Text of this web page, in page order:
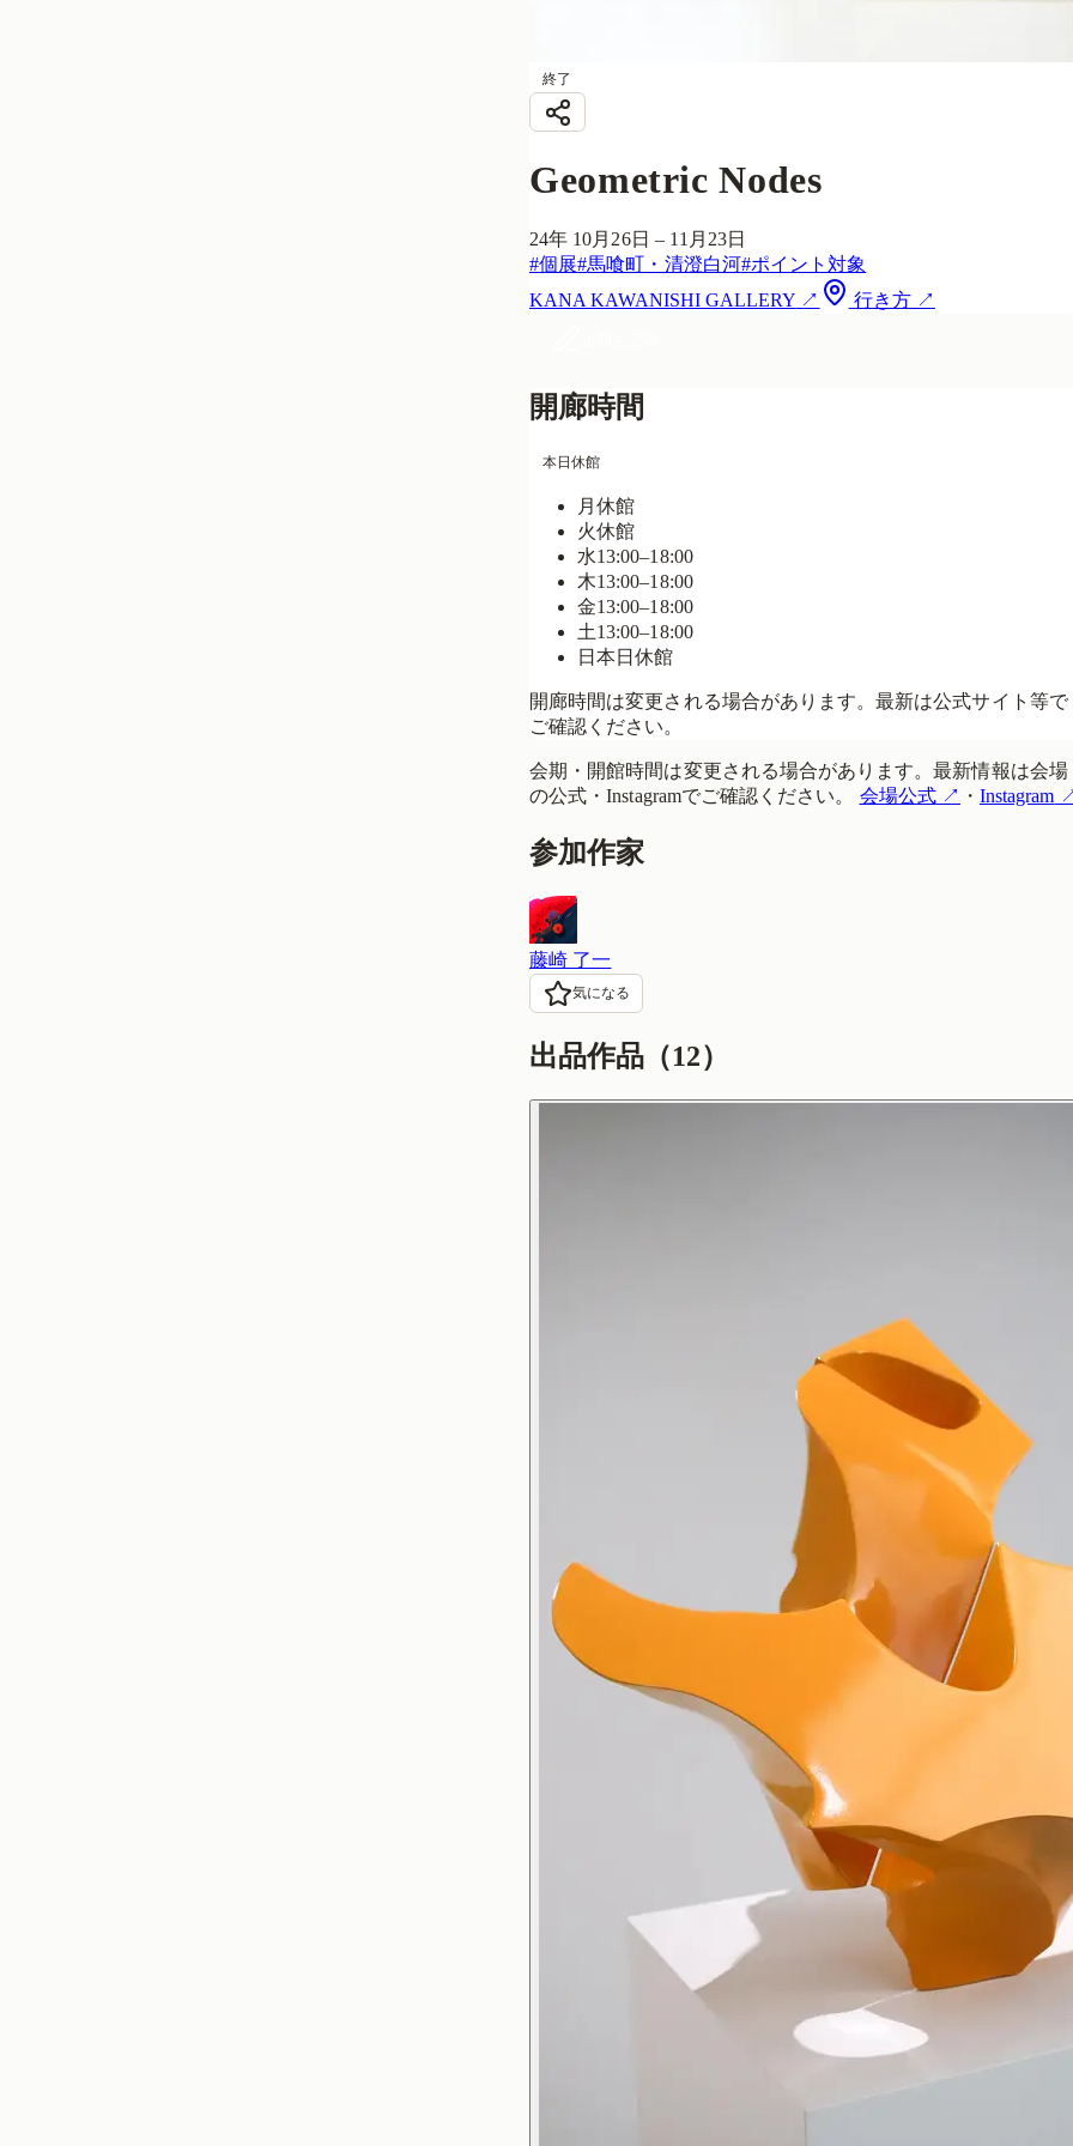
終了
Geometric Nodes
24年 10月26日 – 11月23日
#個展#馬喰町・清澄白河#ポイント対象
KANA KAWANISHI GALLERY ↗ 行き方 ↗
開廊時間
本日休館
月休館
火休館
水13:00–18:00
木13:00–18:00
金13:00–18:00
土13:00–18:00
日本日休館
開廊時間は変更される場合があります。最新は公式サイト等で
ご確認ください。
会期・開館時間は変更される場合があります。最新情報は会場
の公式・Instagramでご確認ください。
会場公式↗ ・ Instagram
参加作家
藤崎 了一
気になる
出品作品（12）